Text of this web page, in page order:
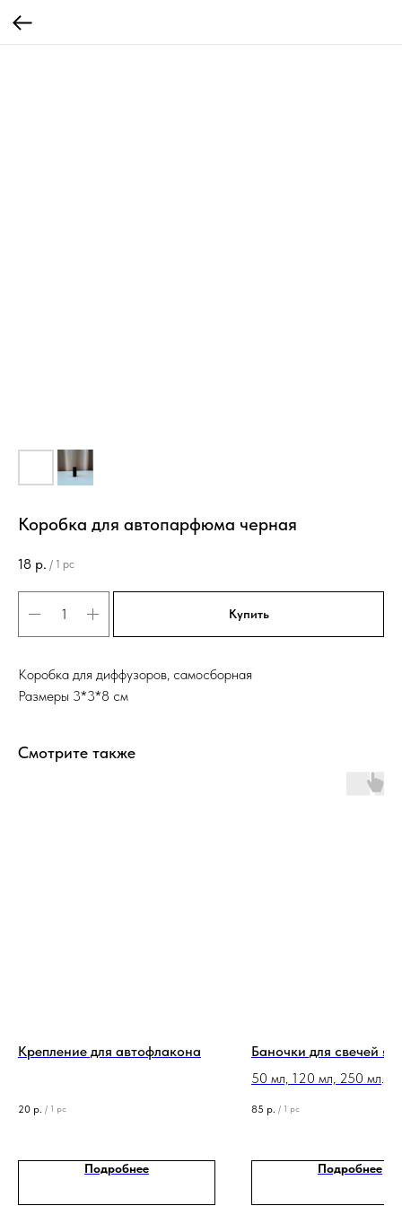
Коробка для автопарфюма черная
18 р. / 1 pc
Купить
Коробка для диффузоров, самосборная
Размеры 3*3*8 см
Смотрите также
Крепление для автофлакона
20 р. / 1 pc
Подробнее
Баночки для свечей
50 мл, 120 мл, 250 мл
85 р. / 1 pc
Подробнее